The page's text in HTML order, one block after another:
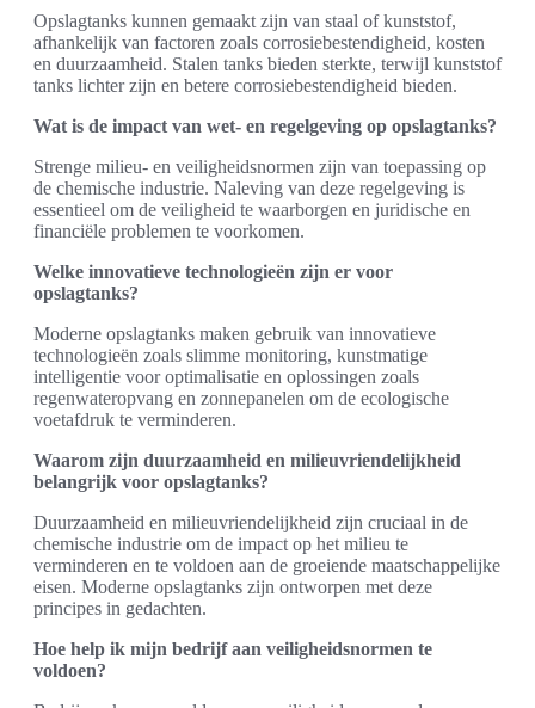
Opslagtanks kunnen gemaakt zijn van staal of kunststof,
afhankelijk van factoren zoals corrosiebestendigheid, kosten
en duurzaamheid. Stalen tanks bieden sterkte, terwijl kunststof
tanks lichter zijn en betere corrosiebestendigheid bieden.
Wat is de impact van wet- en regelgeving op opslagtanks?
Strenge milieu- en veiligheidsnormen zijn van toepassing op
de chemische industrie. Naleving van deze regelgeving is
essentieel om de veiligheid te waarborgen en juridische en
financiële problemen te voorkomen.
Welke innovatieve technologieën zijn er voor
opslagtanks?
Moderne opslagtanks maken gebruik van innovatieve
technologieën zoals slimme monitoring, kunstmatige
intelligentie voor optimalisatie en oplossingen zoals
regenwateropvang en zonnepanelen om de ecologische
voetafdruk te verminderen.
Waarom zijn duurzaamheid en milieuvriendelijkheid
belangrijk voor opslagtanks?
Duurzaamheid en milieuvriendelijkheid zijn cruciaal in de
chemische industrie om de impact op het milieu te
verminderen en te voldoen aan de groeiende maatschappelijke
eisen. Moderne opslagtanks zijn ontworpen met deze
principes in gedachten.
Hoe help ik mijn bedrijf aan veiligheidsnormen te
voldoen?